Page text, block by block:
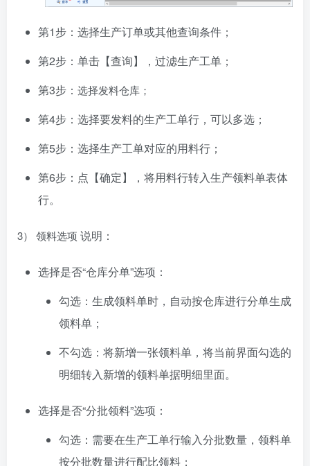
第1步：选择生产订单或其他查询条件；
第2步：单击【查询】，过滤生产工单；
第3步： 选择发料仓库；
第4步：选择要发料的生产工单行，可以多选；
第5步：选择生产工单对应的用料行；
第6步：点【确定】，将用料行转入生产领料单表体
行。
3） 领料选项 说明：
选择是否“仓库分单”选项：
勾选：生成领料单时，自动按仓库进行分单生成
领料单；
不勾选：将新增一张领料单，将当前界面勾选的
明细转入新增的领料单据明细里面。
选择是否“分批领料”选项：
勾选：需要在生产工单行输入分批数量，领料单
按分批数量进行配比领料；